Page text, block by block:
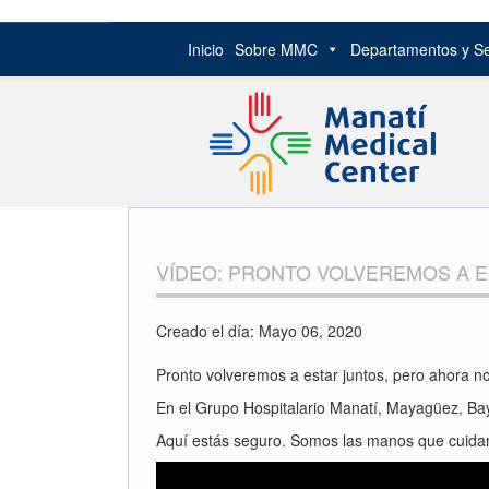
Inicio Sobre MMC Departamentos y
contentVÍDEO: PRONTO VOLVEREMOS A
Creado el día: Mayo 06, 2020
Pronto volveremos a estar juntos, pero ahora
En el Grupo Hospitalario Manatí, Mayagüez,
Aquí estás seguro. Somos las manos que